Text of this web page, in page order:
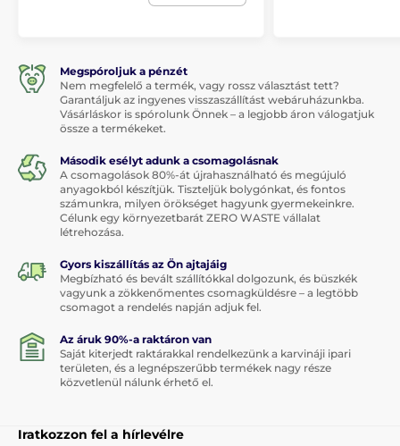
Megspóroljuk a pénzét
Nem megfelelő a termék, vagy rossz választást tett?
Garantáljuk az ingyenes visszaszállítást webáruházunkba.
Vásárláskor is spórolunk Önnek – a legjobb áron válogatjuk
össze a termékeket.
Második esélyt adunk a csomagolásnak
A csomagolások 80%-át újrahasználható és megújuló
anyagokból készítjük. Tiszteljük bolygónkat, és fontos
számunkra, milyen örökséget hagyunk gyermekeinkre.
Célunk egy környezetbarát ZERO WASTE vállalat
létrehozása.
Gyors kiszállítás az Ön ajtajáig
Megbízható és bevált szállítókkal dolgozunk, és büszkék
vagyunk a zökkenőmentes csomagküldésre – a legtöbb
csomagot a rendelés napján adjuk fel.
Az áruk 90%-a raktáron van
Saját kiterjedt raktárakkal rendelkezünk a karvináji ipari
területen, és a legnépszerűbb termékek nagy része
közvetlenül nálunk érhető el.
Iratkozzon fel a hírlevélre